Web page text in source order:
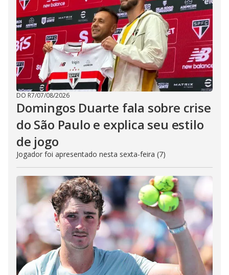
DO R7/07/08/2026
Domingos Duarte fala sobre crise
do São Paulo e explica seu estilo
de jogo
Jogador foi apresentado nesta sexta-feira (7)